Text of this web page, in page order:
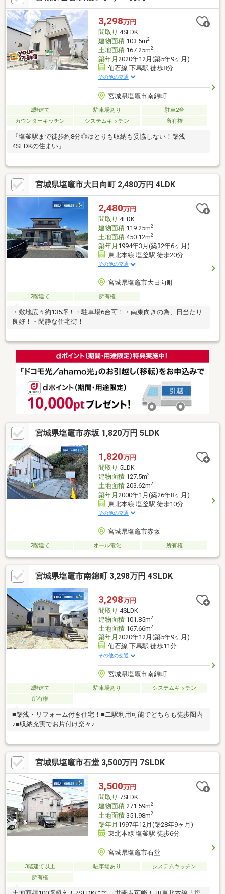
3,298万円
間取り 4SLDK
建物面積103.5m2
土地面積167.25m2
築年月 2020年12月(築5年9ヶ月)
仙石線 下馬駅 徒歩8分
その他の交通
宮城県塩竈市南錦町
2階建て 駐車場あり
駐車2台
カウンターキッチン
システムキッチン 所有権
『塩釜駅まで徒歩約8分◎ゆとりも収納も妥協しない！築浅
4SLDKの住まい』
宮城県塩竈市大日向町 2,480万円 4LDK
2,480万円
間取り 4LDK
建物面積119.25m2
土地面積450.12m2
築年月 1994年3月(築32年6ヶ月)
東北本線 塩釜駅 徒歩20分
その他の交通
宮城県塩竈市大日向町
2階建て 所有権
・敷地広々約135坪！・駐車場6台可！・南東向きの為、日当たり
良好！・閑静な住宅街！
宮城県塩竈市赤坂 1,820万円 5LDK
1,820万円
間取り 5LDK
建物面積127.5m2
土地面積203.62m2
築年月 2000年1月(築26年8ヶ月)
東北本線 塩釜駅 徒歩10分
その他の交通
宮城県塩竈市赤坂
2階建て オール電化 所有権
宮城県塩竈市南錦町 3,298万円 4SLDK
3,298万円
間取り 4SLDK
建物面積101.85m2
土地面積167.66m2
築年月 2020年12月(築5年9ヶ月)
仙石線 下馬駅 徒歩11分
その他の交通
宮城県塩竈市南錦町
2階建て 駐車場あり
システムキッチン
所有権
■築浅・リフォーム付き住宅！■二駅利用可能でどちらも徒歩圏内
♪■収納充実でお片付け楽々♪
宮城県塩竈市石堂 3,500万円 7SLDK
3,500万円
間取り 7SLDK
建物面積271.59m2
土地面積351.98m2
築年月 1997年12月(築28年9ヶ月)
東北本線 塩釜駅 徒歩6分
宮城県塩竈市石堂
3階建て以上 駐車場あり
システムキッチン
所有権